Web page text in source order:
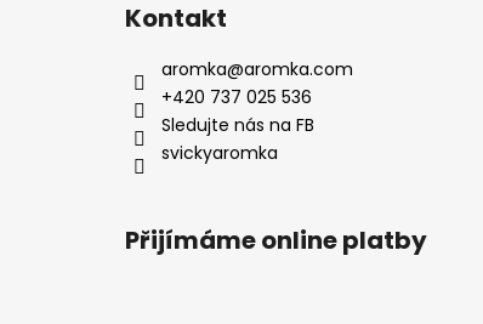
Kontakt
aromka@aromka.com
+420 737 025 536
Sledujte nás na FB
svickyaromka
Přijímáme online platby